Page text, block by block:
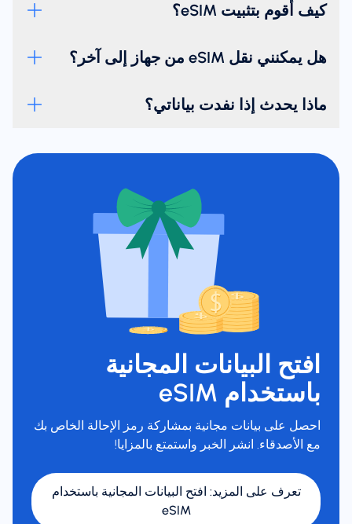
كيف أقوم بتثبيت eSIM؟
هل يمكنني نقل eSIM من جهاز إلى آخر؟
ماذا يحدث إذا نفدت بياناتي؟
افتح البيانات المجانية
باستخدام eSIM
احصل على بيانات مجانية بمشاركة رمز الإحالة الخاص بك
مع الأصدقاء. انشر الخبر واستمتع بالمزايا!
تعرف على المزيد: افتح البيانات المجانية باستخدام
eSIM